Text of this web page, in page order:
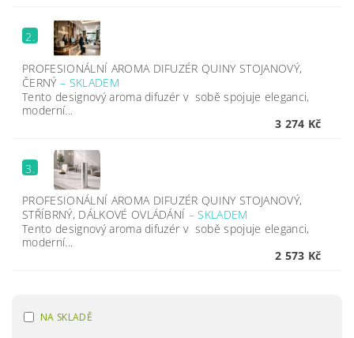
2.
PROFESIONÁLNÍ AROMA DIFUZÉR QUINY STOJANOVÝ,
ČERNÝ– SKLADEM
Tento designový aroma difuzér v sobě spojuje eleganci,
moderní...
3 274 Kč
3.
PROFESIONÁLNÍ AROMA DIFUZÉR QUINY STOJANOVÝ,
STŘÍBRNÝ, DÁLKOVÉ OVLÁDÁNÍ –SKLADEM
Tento designový aroma difuzér v sobě spojuje eleganci,
moderní...
2 573 Kč
NA SKLADĚ